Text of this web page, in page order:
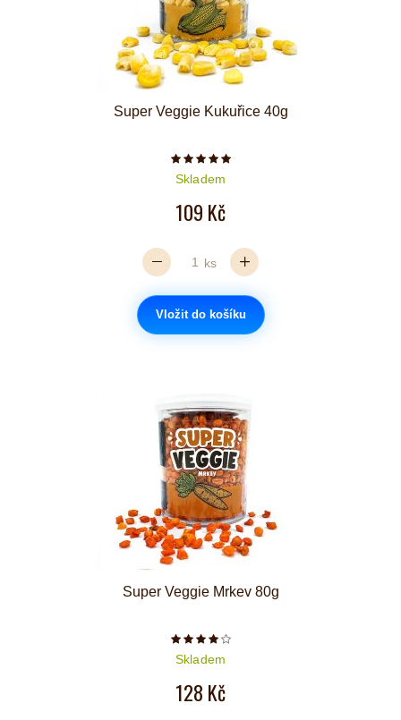
Super Veggie Kukuřice 40g
Počet hvězdiček je 5 z 5
Skladem
109 Kč
ks
Vložit do košíku
Super Veggie Mrkev 80g
Počet hvězdiček je 4 z 5
Skladem
128 Kč